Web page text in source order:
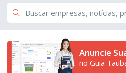
Anuncie
no Guia